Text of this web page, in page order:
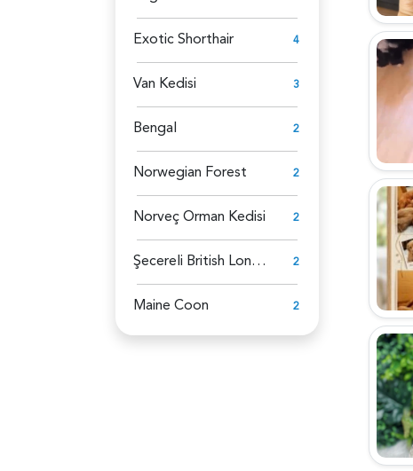
Exotic Shorthair 4
Van Kedisi 3
Bengal 2
Norwegian Forest 2
Norveç Orman Kedisi 2
Şecereli British Longhair 2
Maine Coon 2